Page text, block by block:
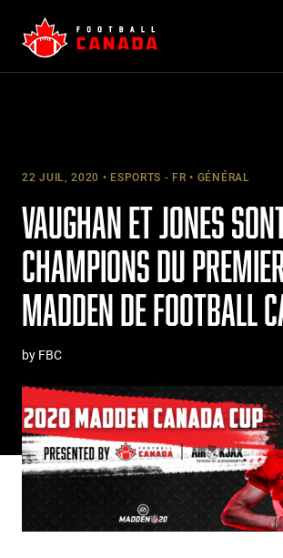
content
22 JUIL, 2020 ESPORTS - FR GÉNÉRAL
VAUGHAN ET JONES
CHAMPIONS DU
MADDEN DE FOOTBALL
by FBC